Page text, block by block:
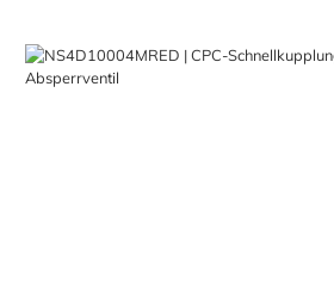
Bildergalerie überspringen